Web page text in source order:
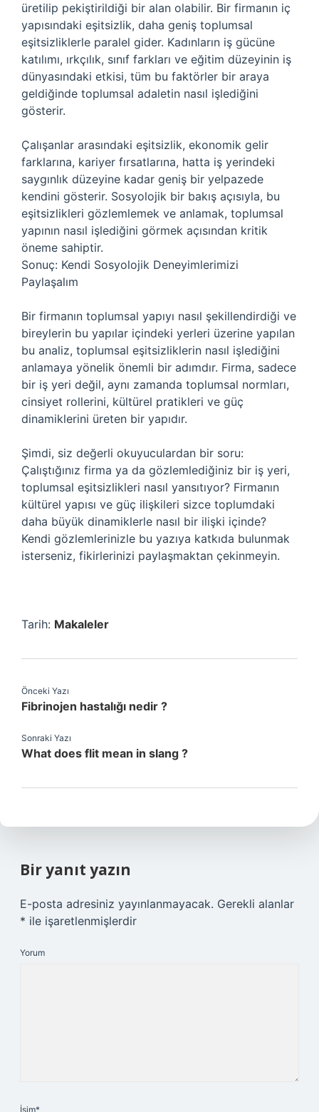
üretilip pekiştirildiği bir alan olabilir. Bir firmanın iç
yapısındaki eşitsizlik, daha geniş toplumsal
eşitsizliklerle paralel gider. Kadınların iş gücüne
katılımı, ırkçılık, sınıf farkları ve eğitim düzeyinin iş
dünyasındaki etkisi, tüm bu faktörler bir araya
geldiğinde toplumsal adaletin nasıl işlediğini
gösterir.
Çalışanlar arasındaki eşitsizlik, ekonomik gelir
farklarına, kariyer fırsatlarına, hatta iş yerindeki
saygınlık düzeyine kadar geniş bir yelpazede
kendini gösterir. Sosyolojik bir bakış açısıyla, bu
eşitsizlikleri gözlemlemek ve anlamak, toplumsal
yapının nasıl işlediğini görmek açısından kritik
öneme sahiptir.
Sonuç: Kendi Sosyolojik Deneyimlerimizi
Paylaşalım
Bir firmanın toplumsal yapıyı nasıl şekillendirdiği ve
bireylerin bu yapılar içindeki yerleri üzerine yapılan
bu analiz, toplumsal eşitsizliklerin nasıl işlediğini
anlamaya yönelik önemli bir adımdır. Firma, sadece
bir iş yeri değil, aynı zamanda toplumsal normları,
cinsiyet rollerini, kültürel pratikleri ve güç
dinamiklerini üreten bir yapıdır.
Şimdi, siz değerli okuyuculardan bir soru:
Çalıştığınız firma ya da gözlemlediğiniz bir iş yeri,
toplumsal eşitsizlikleri nasıl yansıtıyor? Firmanın
kültürel yapısı ve güç ilişkileri sizce toplumdaki
daha büyük dinamiklerle nasıl bir ilişki içinde?
Kendi gözlemlerinizle bu yazıya katkıda bulunmak
isterseniz, fikirlerinizi paylaşmaktan çekinmeyin.
Tarih: Makaleler
Önceki Yazı
Fibrinojen hastalığı nedir ?
Sonraki Yazı
What does flit mean in slang ?
Bir yanıt yazın
E-posta adresiniz yayınlanmayacak. Gerekli alanlar
* ile işaretlenmişlerdir
Yorum
İsim*